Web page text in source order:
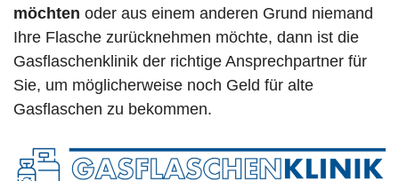
möchten oder aus einem anderen Grund niemand
Ihre Flasche zurücknehmen möchte, dann ist die
Gasflaschenklinik der richtige Ansprechpartner für
Sie, um möglicherweise noch Geld für alte
Gasflaschen zu bekommen.